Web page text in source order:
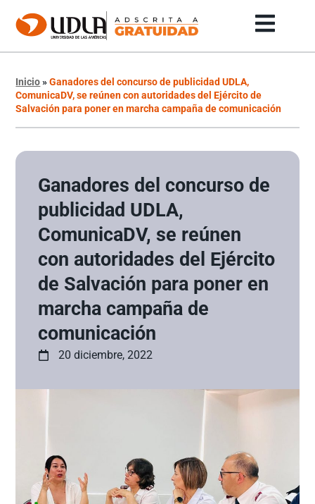
Inicio»Ganadores del concurso de publicidad UDLA,
ComunicaDV, se reúnen con autoridades del Ejército de
Salvación para poner en marcha campaña de comunicación
Ganadores del concurso de
publicidad UDLA,
ComunicaDV, se reúnen
con autoridades del Ejército
de Salvación para poner en
marcha campaña de
comunicación
20 diciembre, 2022